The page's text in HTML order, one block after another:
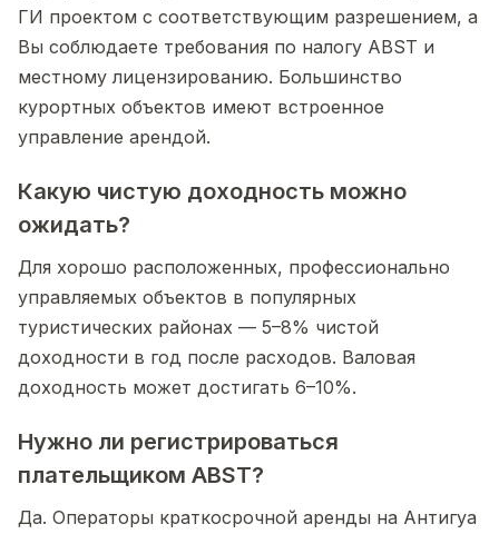
ГИ проектом с соответствующим разрешением, а
Вы соблюдаете требования по налогу ABST и
местному лицензированию. Большинство
курортных объектов имеют встроенное
управление арендой.
Какую чистую доходность можно
ожидать?
Для хорошо расположенных, профессионально
управляемых объектов в популярных
туристических районах — 5–8% чистой
доходности в год после расходов. Валовая
доходность может достигать 6–10%.
Нужно ли регистрироваться
плательщиком ABST?
Да. Операторы краткосрочной аренды на Антигуа